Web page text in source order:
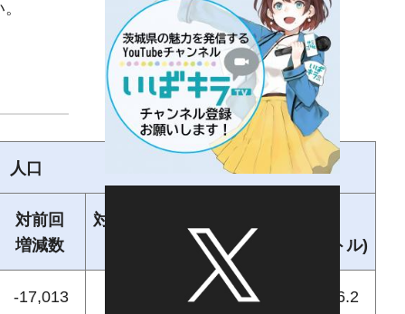
人口
対前回
増減数
対前回増減率
(人/平方キロメートル)
-17,013 336.2